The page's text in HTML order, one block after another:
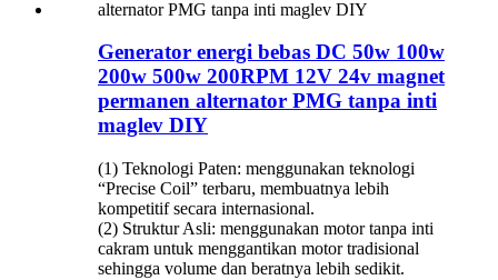
Generator energi bebas DC 50w 100w
200w 500w 200RPM 12V 24v magnet
permanen alternator PMG tanpa inti
maglev DIY
(1) Teknologi Paten: menggunakan teknologi
“Precise Coil” terbaru, membuatnya lebih
kompetitif secara internasional.
(2) Struktur Asli: menggunakan motor tanpa inti
cakram untuk menggantikan motor tradisional
sehingga volume dan beratnya lebih sedikit.